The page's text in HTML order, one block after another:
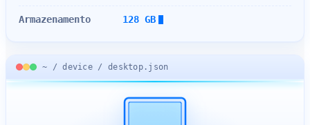
Armazenamento 128 GB
~ / device / desktop.json